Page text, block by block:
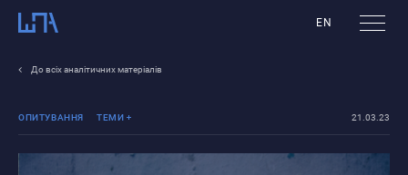
EN
До всіх аналітичних матеріалів
ОПИТУВАННЯ ТЕМИ
Війна Росії проти
21.03.23